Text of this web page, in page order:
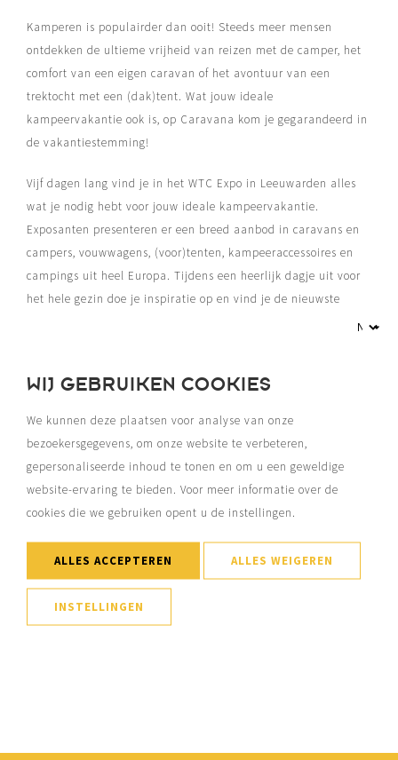
Kamperen is populairder dan ooit! Steeds meer mensen
ontdekken de ultieme vrijheid van reizen met de camper, het
comfort van een eigen caravan of het avontuur van een
trektocht met een (dak)tent. Wat jouw ideale
kampeervakantie ook is, op Caravana kom je gegarandeerd in
de vakantiestemming!
Vijf dagen lang vind je in het WTC Expo in Leeuwarden alles
wat je nodig hebt voor jouw ideale kampeervakantie.
Exposanten presenteren er een breed aanbod in caravans en
campers, vouwwagens, (voor)tenten, kampeeraccessoires en
campings uit heel Europa. Tijdens een heerlijk dagje uit voor
het hele gezin doe je inspiratie op en vind je de nieuwste
technieken en trends op kampeergebied. Sluit aan bij één van
alles wat je nodig hebt om van jouw kampeervakantie een
topvakantie te maken.
MEER EVENEMENTEN
WIJ GEBRUIKEN COOKIES
We kunnen deze plaatsen voor analyse van onze
bezoekersgegevens, om onze website te verbeteren,
gepersonaliseerde inhoud te tonen en om u een geweldige
website-ervaring te bieden. Voor meer informatie over de
cookies die we gebruiken opent u de instellingen.
ALLES ACCEPTEREN ALLES WEIGEREN
INSTELLINGEN